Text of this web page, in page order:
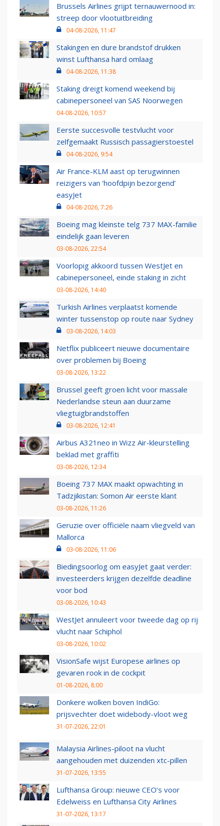
Brussels Airlines grijpt ternauwernood in:
streep door vlootuitbreiding
04-08-2026, 11:47
Stakingen en dure brandstof drukken
winst Lufthansa hard omlaag
04-08-2026, 11:38
Staking dreigt komend weekend bij
cabinepersoneel van SAS Noorwegen
04-08-2026, 10:57
Eerste succesvolle testvlucht voor
zelfgemaakt Russisch passagierstoestel
04-08-2026, 9:54
Air France-KLM aast op terugwinnen
reizigers van ‘hoofdpijn bezorgend’
easyJet
04-08-2026, 7:26
Boeing mag kleinste telg 737 MAX-familie
eindelijk gaan leveren
03-08-2026, 22:54
Voorlopig akkoord tussen WestJet en
cabinepersoneel, einde staking in zicht
03-08-2026, 14:40
Turkish Airlines verplaatst komende
winter tussenstop op route naar Sydney
03-08-2026, 14:03
Netflix publiceert nieuwe documentaire
over problemen bij Boeing
03-08-2026, 13:22
Brussel geeft groen licht voor massale
Nederlandse steun aan duurzame
vliegtuigbrandstoffen
03-08-2026, 12:41
Airbus A321neo in Wizz Air-kleurstelling
beklad met graffiti
03-08-2026, 12:34
Boeing 737 MAX maakt opwachting in
Tadzjikistan: Somon Air eerste klant
03-08-2026, 11:26
Geruzie over officiële naam vliegveld van
Mallorca
03-08-2026, 11:06
Biedingsoorlog om easyJet gaat verder:
investeerders krijgen dezelfde deadline
voor bod
03-08-2026, 10:43
WestJet annuleert voor tweede dag op rij
vlucht naar Schiphol
03-08-2026, 10:02
VisionSafe wijst Europese airlines op
gevaren rook in de cockpit
01-08-2026, 8:00
Donkere wolken boven IndiGo:
prijsvechter doet widebody-vloot weg
31-07-2026, 22:01
Malaysia Airlines-piloot na vlucht
aangehouden met duizenden xtc-pillen
31-07-2026, 13:55
Lufthansa Group: nieuwe CEO’s voor
Edelweiss en Lufthansa City Airlines
31-07-2026, 13:17